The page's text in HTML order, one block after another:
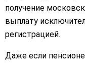
получение
выплату
регистрацией.
Даже если